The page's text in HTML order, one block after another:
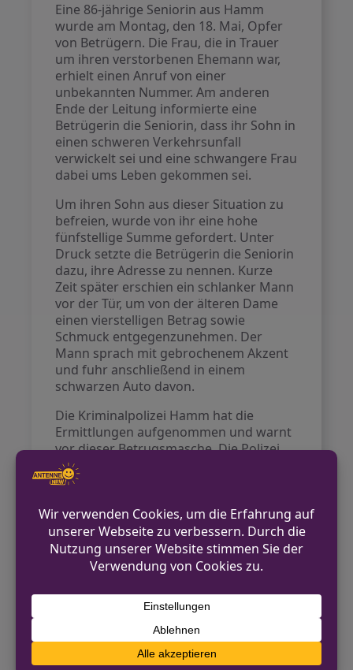
Eine 86-jährige Seniorin aus Hamm
wurde am Montag, den 18. Mai, Opfer
von Betrügern. Die Frau, die in Trauer
um ihren verstorbenen Ehemann war,
erhielt einen Anruf von einer
unbekannten Nummer. Am anderen
Ende der Leitung informierte eine
Betrügerin die Seniorin, dass ihr Sohn in
einen schweren Verkehrsunfall
verwickelt sei und eine schwangere Frau
dabei ums Leben gekommen sei.
Um ihren Sohn aus dieser Situation zu
befreien, wurde von ihr eine hohe
fünfstellige Summe gefordert. Unter
Druck setzte die Betrügerin die Seniorin
dazu, ihre Adresse zu nennen. Kurze
Zeit später erschien ein schlanker Mann
vor der Tür, um von der älteren Dame
einen vierstelligen Betrag sowie
Schmuck entgegenzunehmen. Der
Mann sprach mit gebrochenem Akzent
und fuhr anschließend in einem
schwarzen Auto davon.
Die Kriminalpolizei Hamm hat die
Ermittlungen aufgenommen und warnt
vor dieser Betrugsmasche. Die Polizei
empfiehlt, bei Anrufen mit hohen
Geldforderungen skeptisch zu sein,
wird oder eine emotionale Ausnutzung
erfolgt. Bürger sollten solche Gespräche
sofort beenden, keine persönlichen
Daten preisgeben und gegebenenfalls
informieren.
VORHERIGER BEITRAG